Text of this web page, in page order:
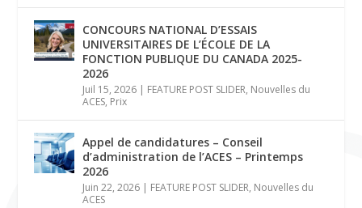
CONCOURS NATIONAL D’ESSAIS
UNIVERSITAIRES DE L’ÉCOLE DE LA
FONCTION PUBLIQUE DU CANADA 2025-
2026
Juil 15, 2026 | FEATURE POST SLIDER, Nouvelles du
ACES, Prix
Appel de candidatures – Conseil
d’administration de l’ACES – Printemps
2026
Juin 22, 2026 | FEATURE POST SLIDER, Nouvelles du
ACES